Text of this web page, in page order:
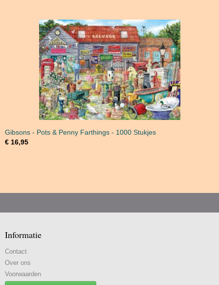
Gibsons - Pots & Penny Farthings - 1000 Stukjes
€ 16,95
Informatie
Contact
Over ons
Voorwaarden